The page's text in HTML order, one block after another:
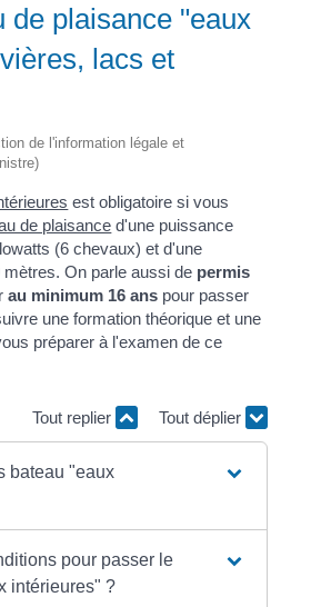
de plaisance "eaux
lacs et
de l'information légale et
est obligatoire si vous
de plaisance d'une puissance
(6 chevaux) et d'une
On parle aussi de permis
au minimum 16 ans pour passer
une formation théorique et une
préparer à l'examen de ce
Tout replier Tout déplier
bateau "eaux
pour passer le
intérieures" ?